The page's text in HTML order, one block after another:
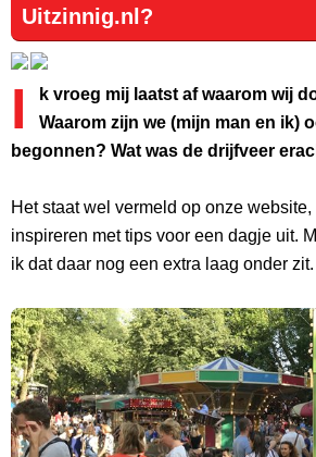
Uitzinnig.nl?
I
k vroeg mij laatst af waarom wij
Waarom zijn we (mijn man en ik)
begonnen? Wat was de drijfveer
Het staat wel vermeld op onze
inspireren met tips voor een dagje uit.
ik dat daar nog een extra laag onder zit.